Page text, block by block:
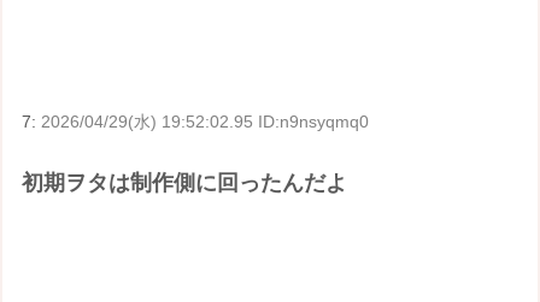
7: 2026/04/29(水) 19:52:02.95 ID:n9nsyqmq0
初期ヲタは制作側に回ったんだよ